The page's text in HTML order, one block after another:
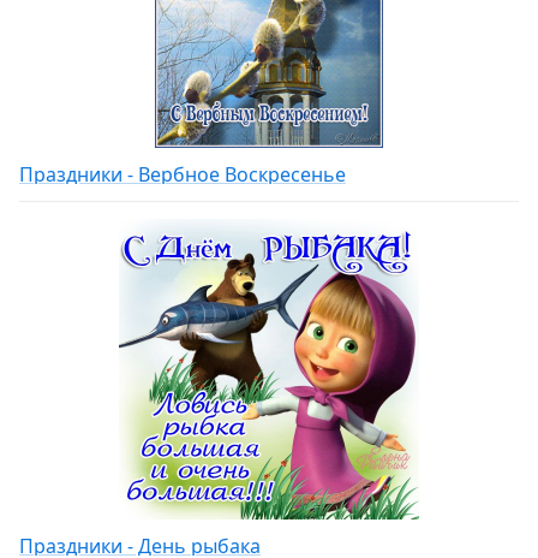
Праздники - Вербное Воскресенье
Праздники - День рыбака